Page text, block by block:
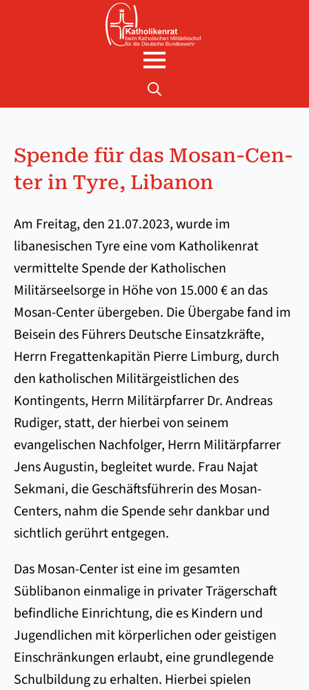
Spen­de für das Mo­san-Cen­
ter in Ty­re, Li­ba­non
Am Freitag, den 21.07.2023, wurde im
libanesischen Tyre eine vom Katholikenrat
vermittelte Spende der Katholischen
Militärseelsorge in Höhe von 15.000 € an das
Mosan-Center übergeben. Die Übergabe fand im
Beisein des Führers Deutsche Einsatzkräfte,
Herrn Fregattenkapitän Pierre Limburg, durch
den katholischen Militärgeistlichen des
Kontingents, Herrn Militärpfarrer Dr. Andreas
Rudiger, statt, der hierbei von seinem
evangelischen Nachfolger, Herrn Militärpfarrer
Jens Augustin, begleitet wurde. Frau Najat
Sekmani, die Geschäftsführerin des Mosan-
Centers, nahm die Spende sehr dankbar und
sichtlich gerührt entgegen.
Das Mosan-Center ist eine im gesamten
Süblibanon einmalige in privater Trägerschaft
befindliche Einrichtung, die es Kindern und
Jugendlichen mit körperlichen oder geistigen
Einschränkungen erlaubt, eine grundlegende
Schulbildung zu erhalten. Hierbei spielen